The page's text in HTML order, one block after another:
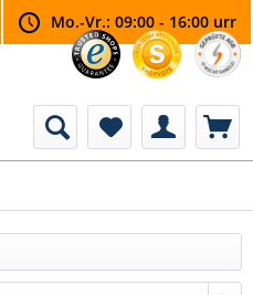
Mo.-Vr.: 09:00 - 16:00 urr